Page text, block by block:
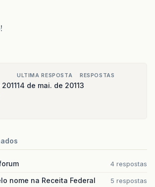
ULTIMA RESPOSTA
14 de mai. de 2011
RESPOSTAS
3
4 respostas
nome na Receita Federal 5 respostas